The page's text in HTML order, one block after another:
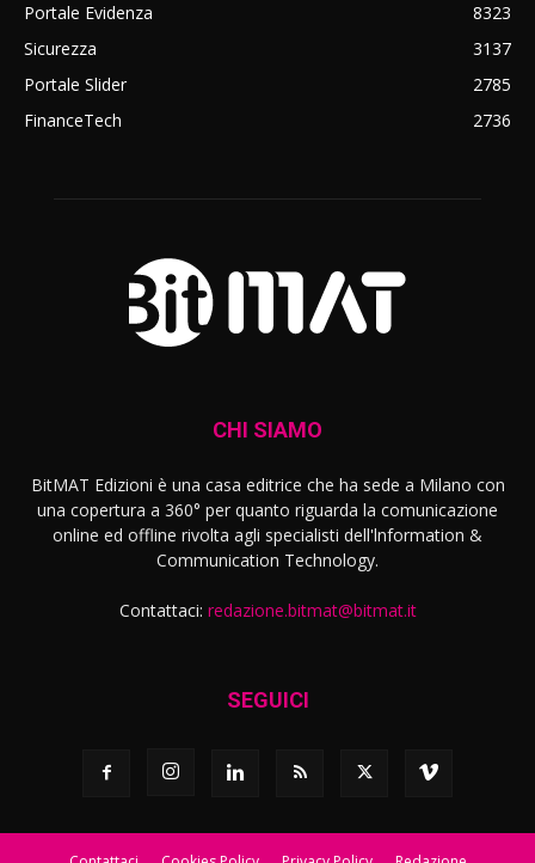
Portale Evidenza
8323
Sicurezza
3137
Portale Slider
2785
FinanceTech
2736
CHI SIAMO
BitMAT Edizioni è una casa editrice che ha sede a Milano con
una copertura a 360° per quanto riguarda la comunicazione
online ed offline rivolta agli specialisti dell'lnformation &
Communication Technology.
Contattaci: redazione.bitmat@bitmat.it
SEGUICI